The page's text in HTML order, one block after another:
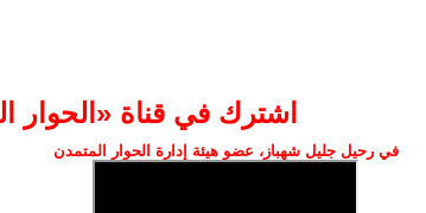
اشترك في قناة ‫«الحوار
في رحيل جليل شهباز، عضو هيئة إدارة الحوار المتمدن